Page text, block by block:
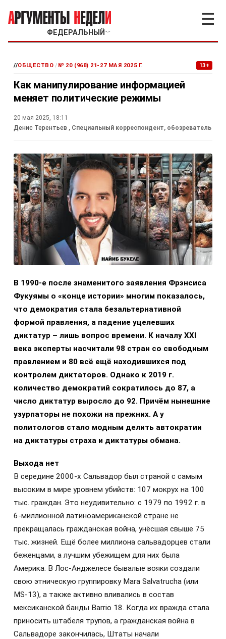
ФЕДЕРАЛЬНЫЙ ﹀
☰
//ОБЩЕСТВО / № 20 (968) 21-27 МАЯ 2025 Г. 13+
Как манипулирование информацией
меняет политические режимы
20 мая 2025, 18:11
Денис Терентьев , Специальный корреспондент, обозреватель
В 1990-е после знаменитого заявления Фрэнсиса
Фукуямы о «конце истории» многим показалось,
что демократия стала безальтернативной
формой правления, а падение уцелевших
диктатур – лишь вопрос времени. К началу XXI
века эксперты насчитали 98 стран со свободным
правлением и 80 всё ещё находившихся под
контролем диктаторов. Однако к 2019 г.
количество демократий сократилось до 87, а
число диктатур выросло до 92. Причём нынешние
узурпаторы не похожи на прежних. А у
политологов стало модным делить автократии
на диктатуры страха и диктатуры обмана.
Выхода нет
В середине 2000-х Сальвадор был страной с самым
высоким в мире уровнем убийств: 107 мокрух на 100
тыс. граждан. Это неудивительно: с 1979 по 1992 г. в
6‑миллионной латиноамериканской стране не
прекращалась гражданская война, унёсшая свыше 75
тыс. жизней. Ещё более миллиона сальвадорцев стали
беженцами, а лучшим убежищем для них была
Америка. В Лос-Анджелесе бывалые вояки создали
свою этническую группировку Mara Salvatrucha (или
MS‑13), а также активно вливались в состав
мексиканской банды Barrio 18. Когда их вражда стала
приносить штабеля трупов, а гражданская война в
Сальвадоре закончилась, Штаты начали